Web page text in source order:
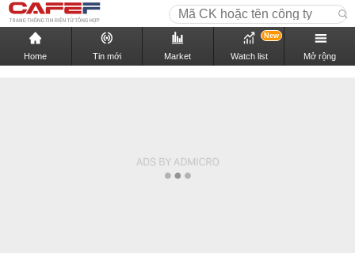
Home Tin mới Market Watch list
New
Mở rộng